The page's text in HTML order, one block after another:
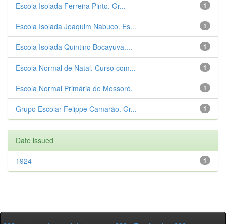
1
Escola Isolada Ferreira Pinto. Gr...
1
Escola Isolada Joaquim Nabuco. Es...
1
Escola Isolada Quintino Bocayuva....
1
Escola Normal de Natal. Curso com...
1
Escola Normal Primária de Mossoró.
1
Grupo Escolar Felippe Camarão. Gr...
Date issued
1
1924